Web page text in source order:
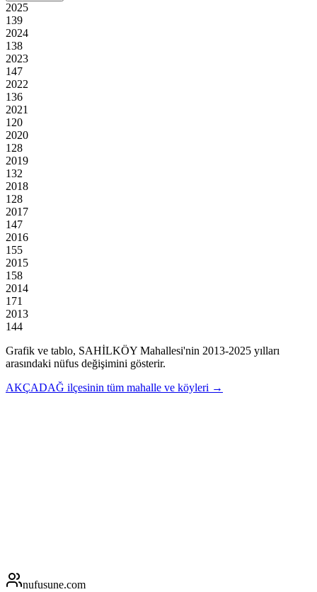
2025
139
2024
138
2023
147
2022
136
2021
120
2020
128
2019
132
2018
128
2017
147
2016
155
2015
158
2014
171
2013
144
Grafik ve tablo, SAHİLKÖY Mahallesi'nin 2013-2025 yılları
arasındaki nüfus değişimini gösterir.
AKÇADAĞ ilçesinin tüm mahalle ve köyleri →
nufusune.com